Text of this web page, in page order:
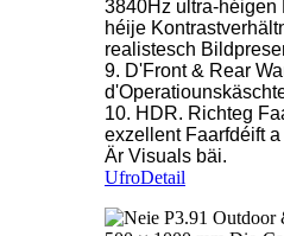
3840Hz ultra-héigen
héije
realistesch
9. D'Front & Rear
10. HDR. Richteg
exzellent Faarfdéift
Är Visuals bäi.
UfroDetail